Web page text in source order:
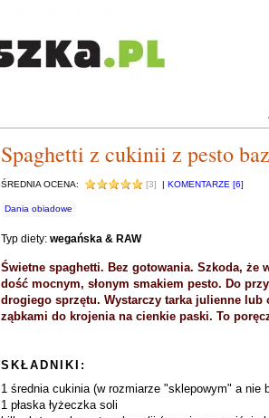
Spaghetti z cukinii z pesto
ŚREDNIA OCENA: [3] | KOMENTARZE [6]
Dania obiadowe
Typ diety: wegańska & RAW
Świetne spaghetti. Bez gotowania. Szkoda, że
dość mocnym, słonym smakiem pesto. Do
drogiego sprzętu. Wystarczy tarka julienne
ząbkami do krojenia na cienkie paski. To
SKŁADNIKI:
1 średnia cukinia (w rozmiarze "sklepowym" a nie
1 płaska łyżeczka soli